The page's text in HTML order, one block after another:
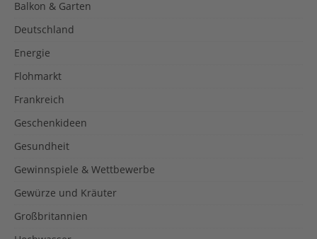
Balkon & Garten
Deutschland
Energie
Flohmarkt
Frankreich
Geschenkideen
Gesundheit
Gewinnspiele & Wettbewerbe
Gewürze und Kräuter
Großbritannien